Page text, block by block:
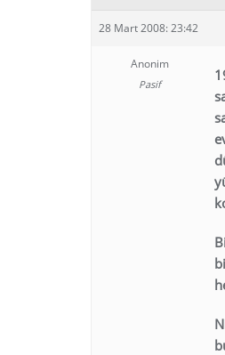
28 Mart 2008: 23:42
Anonim
Pasif